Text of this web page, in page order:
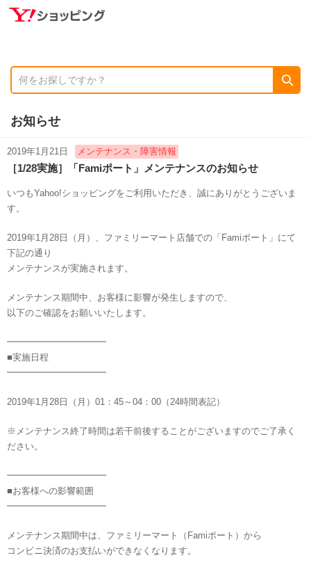
お知らせ
2019年1月21日 メンテナンス・障害情報
［1/28実施］「Famiポート」メンテナンスのお知らせ
いつもYahoo!ショッピングをご利用いただき、誠にありがとうございま
す。
2019年1月28日（月）、ファミリーマート店舗での「Famiポート」にて
下記の通り
メンテナンスが実施されます。
メンテナンス期間中、お客様に影響が発生しますので、
以下のご確認をお願いいたします。
━━━━━━━━━━━
■実施日程
━━━━━━━━━━━
2019年1月28日（月）01：45～04：00（24時間表記）
※メンテナンス終了時間は若干前後することがございますのでご了承く
ださい。
━━━━━━━━━━━
■お客様への影響範囲
━━━━━━━━━━━
メンテナンス期間中は、ファミリーマート（Famiポート）から
コンビニ決済のお支払いができなくなります。